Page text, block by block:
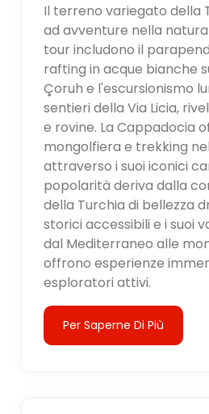
Il terreno variegato della
ad avventure nella
tour includono il
rafting in acque bianche
Çoruh e l'escursionismo
sentieri della Via Licia,
e rovine. La Cappadocia
mongolfiera e trekking
attraverso i suoi iconici
popolarità deriva dalla
della Turchia di bellezza
storici accessibili e i suoi
dal Mediterraneo alle
offrono esperienze
esploratori attivi.
Per Saperne Di Più